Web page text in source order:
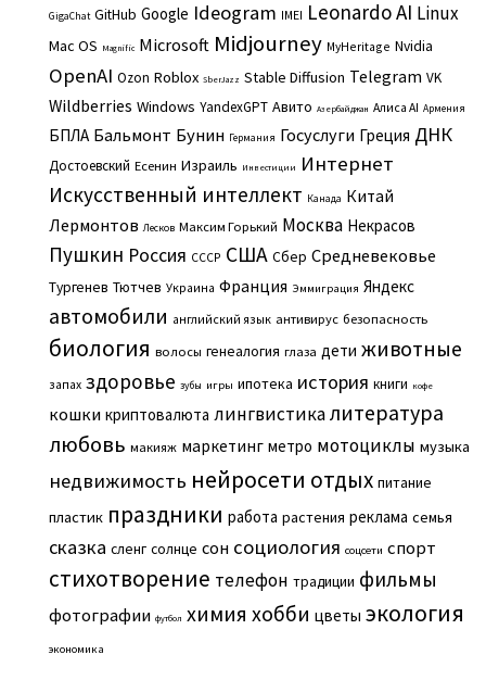
GigaChat GitHub Google Ideogram IMEI Leonardo AI Linux
Mac OS Magnific Microsoft Midjourney MyHeritage Nvidia
OpenAI Ozon Roblox SberJazz Stable Diffusion Telegram VK
Wildberries Windows YandexGPT Авито Азербайджан Алиса AI Армения
БПЛА Бальмонт Бунин Германия Госуслуги Греция ДНК
Достоевский Есенин Израиль Инвестиции Интернет
Искусственный интеллект Канада Китай
Лермонтов Лесков Максим Горький Москва Некрасов
Пушкин Россия СССР США Сбер Средневековье
Тургенев Тютчев Украина Франция Эммиграция Яндекс
автомобили английский язык антивирус безопасность
биология волосы генеалогия глаза дети животные
запах здоровье зубы игры ипотека история книги кофе
кошки криптовалюта лингвистикалитература
любовь макияж маркетинг метро мотоциклы музыка
недвижимость нейросети отдых питание
пластик праздники работа растения реклама семья
сказка сленг солнце сон социология соцсети спорт
стихотворение телефон традиции фильмы
фотографии футбол химия хобби цветы экология
экономика